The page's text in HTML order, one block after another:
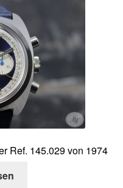
Ref. 145.029 von 1974